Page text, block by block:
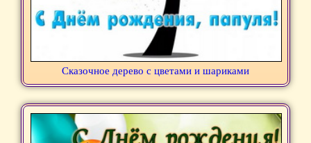
Сказочное дерево с цветами и шариками